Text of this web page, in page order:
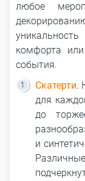
любое
комфорта
события.
Скатерти.
для
до
и